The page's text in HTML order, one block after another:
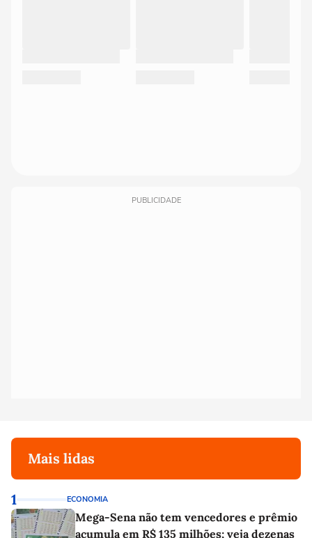
PUBLICIDADE
Mais lidas
1 ECONOMIA
Mega-Sena não tem vencedores e prêmio
acumula em R$ 135 milhões; veja dezenas